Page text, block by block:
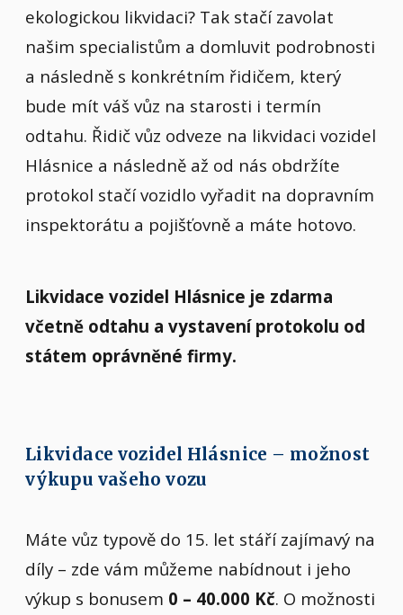
ekologickou likvidaci? Tak stačí zavolat
našim specialistům a domluvit podrobnosti
a následně s konkrétním řidičem, který
bude mít váš vůz na starosti i termín
odtahu. Řidič vůz odveze na likvidaci vozidel
Hlásnice a následně až od nás obdržíte
protokol stačí vozidlo vyřadit na dopravním
inspektorátu a pojišťovně a máte hotovo.
Likvidace vozidel Hlásnice je zdarma
včetně odtahu a vystavení protokolu od
státem oprávněné firmy.
Likvidace vozidel Hlásnice – možnost
výkupu vašeho vozu
Máte vůz typově do 15. let stáří zajímavý na
díly – zde vám můžeme nabídnout i jeho
výkup s bonusem 0 – 40.000 Kč. O možnosti